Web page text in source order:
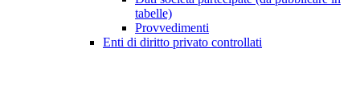
tabelle)
Provvedimenti
Enti di diritto privato controllati